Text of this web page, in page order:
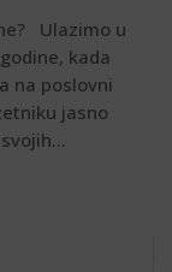
Ulazimo u
kada
na poslovni
jasno